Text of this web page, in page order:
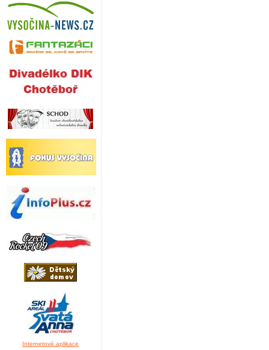
Internetové aplikace